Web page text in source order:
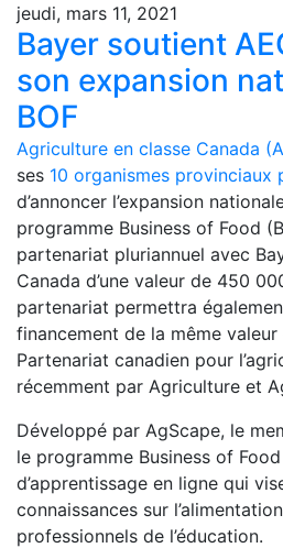
jeudi, mars 11, 2021
Bayer soutient
son expansion
BOF
Agriculture en classe Canada
ses 10 organismes provinciaux
d’annoncer l’expansion
programme Business of Food
partenariat pluriannuel avec
Canada d’une valeur de 450
partenariat permettra
financement de la même
Partenariat canadien pour
récemment par Agriculture et
Développé par AgScape, le
le programme Business of
d’apprentissage en ligne qui
connaissances sur
professionnels de l’éducation.